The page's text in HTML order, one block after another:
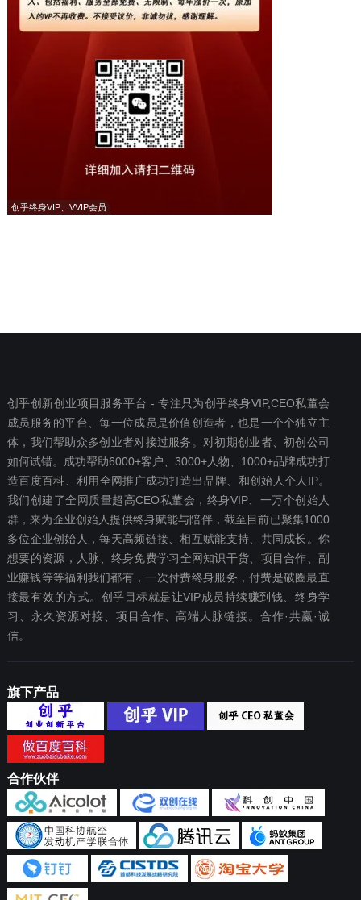
创乎终身VIP、VVIP会员
创乎创新创业项目服务平台 - 专注只为创乎终身VIP,CEO私董会
成员服务的平台、每一位成员是价值创造者，也是一个个独立主
体，我们帮助众多创业者对接过服务。对初期创业者、初创公司
如何试错。成功帮助6000+客户、3000+人物、1000+品牌成功打
造百度百科、利用全网推广成功打造出品牌、和创始人个人IP。
我们创建了全网质量超高CEO私董会，终身VIP、一万个创始人
群，来为企业创始人提供终身赋能与陪伴，截至目前已聚集1000
多位企业创始人，每天高频链接、相互赋能支持、共同成长。你
想要‬的资源，人脉、终身免费学习全网知识干货、项目合作、副
业赚钱等等福利我们都‬有，一次付费终‬身服务，付费是破圈最‬直
接最有效‬的方式。创乎目标就是让VIP成员持续赚到钱、终身学
习、永久资源对接、项目合作、高端人脉链接。合作·共赢·诚
信。
旗下产品
合作伙伴